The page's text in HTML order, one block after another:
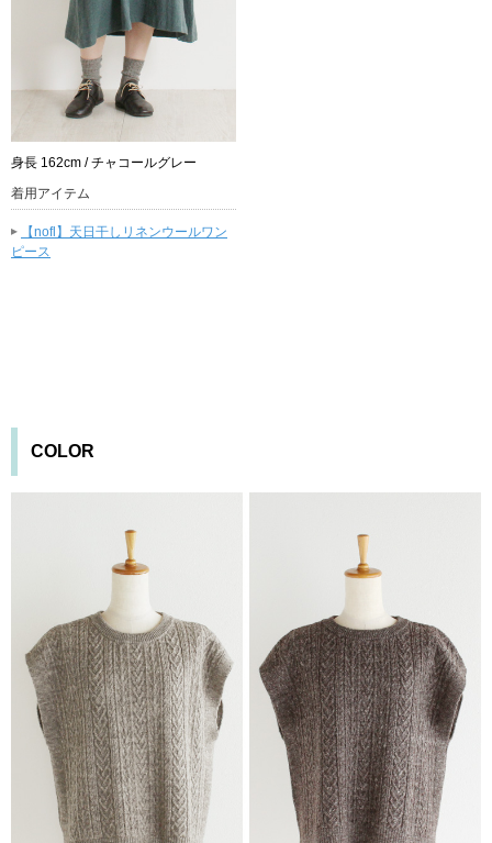
身長 162cm / チャコールグレー
着用アイテム
▸
【nofl】天日干しリネンウールワン
ピース
COLOR